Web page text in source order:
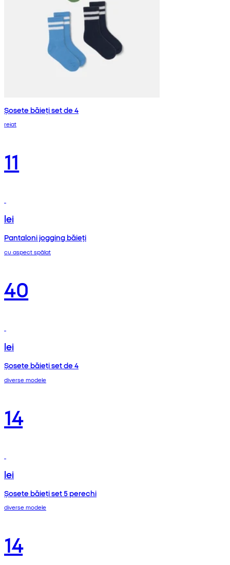
Șosete băieți set de 4
reiat
11
lei
Pantaloni jogging băieți
cu aspect spălat
40
lei
Șosete băieți set de 4
diverse modele
14
lei
Șosete băieți set 5 perechi
diverse modele
14